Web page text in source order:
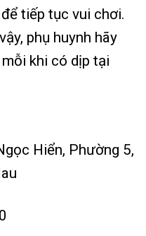
tiếp tục vui chơi.
phụ huynh hãy
khi có dịp tại
Hiển, Phường 5,